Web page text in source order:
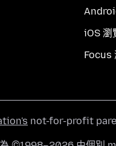
iOS 瀏
Focus
not-for-profit